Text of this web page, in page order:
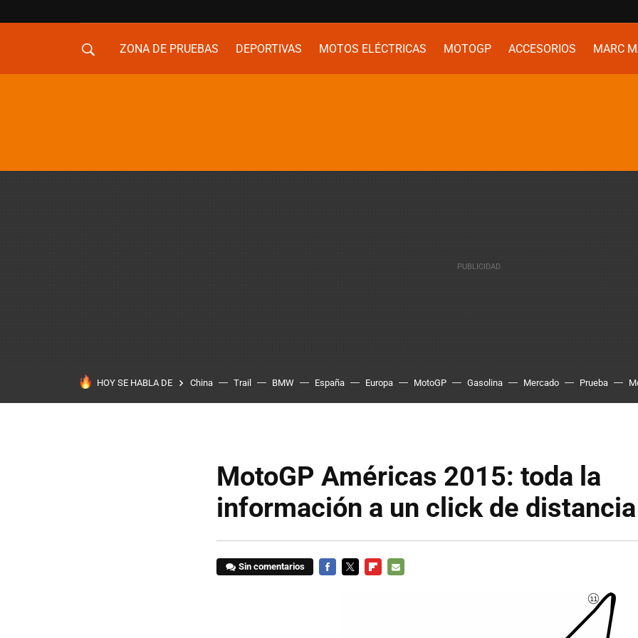
ZONA DE PRUEBAS DEPORTIVAS MOTOS ELÉCTRICAS MOTOGP ACCESORIOS
MARC
HOY SE HABLA DE China Trail BMW España Europa MotoGP Gasolina Mercado Prueba
MotoGP Américas 2015: toda la
información a un click de distancia
Sin comentarios